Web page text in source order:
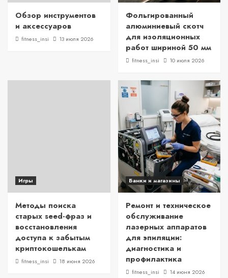
Обзор инструментов
и аксессуаров
fitness_insi 13 июля 2026
Фольгированный
алюминиевый скотч
для изоляционных
работ шириной 50 мм
fitness_insi 10 июля 2026
Игры
Методы поиска
старых seed-фраз и
восстановления
доступа к забытым
криптокошелькам
fitness_insi 18 июня 2026
Банки и магазины
Ремонт и техническое
обслуживание
лазерных аппаратов
для эпиляции:
диагностика и
профилактика
fitness_insi 14 июня 2026